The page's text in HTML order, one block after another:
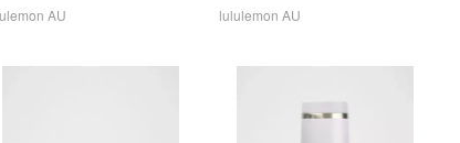
AU lululemon AU